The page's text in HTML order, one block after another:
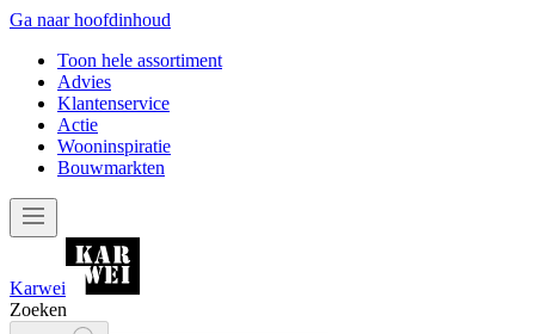
Ga naar hoofdinhoud
Toon hele assortiment
Advies
Klantenservice
Actie
Wooninspiratie
Bouwmarkten
Karwei
Zoeken